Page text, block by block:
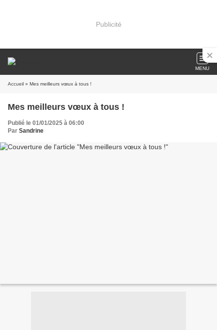
Publicité
MENU
Accueil » Mes meilleurs vœux à tous !
Mes meilleurs vœux à tous !
Publié le 01/01/2025 à 06:00
Par Sandrine